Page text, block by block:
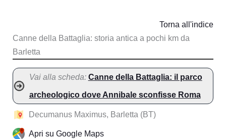
Canne della Battaglia: storia antica a pochi km da
Barletta
Torna all'indice
Vai alla scheda: Canne della Battaglia: il parco
archeologico dove Annibale sconfisse Roma
Decumanus Maximus, Barletta (BT)
Apri su Google Maps